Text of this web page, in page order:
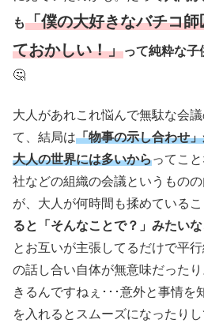
も「僕の大好きなバチコ
ておかしい！」って純粋な子
🤔
大人があれこれ悩んで無駄な会
て、結局は「物事の示し合わせ
大人の世界には多いからってこ
社などの組織の会議というもの
が、大人が何時間も揉めている
ると「そんなことで？」みたい
とお互いが主張してるだけで平
の話し合い自体が無意味だった
きるんですねぇ･･･意外と事情を
を入れるとスムーズになったりし